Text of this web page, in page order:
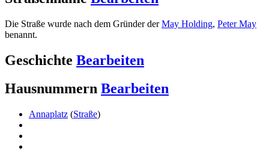
Die Straße wurde nach dem Gründer derMay Holding, Peter May
benannt.
Geschichte Bearbeiten
Hausnummern Bearbeiten
Annaplatz (Straße)